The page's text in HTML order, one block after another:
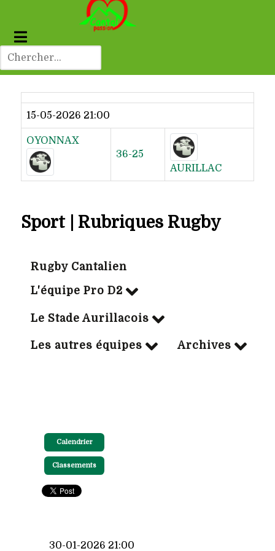
Dernier résultat
15-05-2026 21:00
OYONNAX
36-25
AURILLAC
Sport | Rubriques Rugby
Rugby Cantalien
L'équipe Pro D2
Le Stade Aurillacois
Les autres équipes Archives
Calendrier
Classements
30-01-2026 21:00